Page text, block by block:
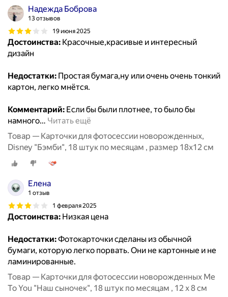
Надежда Боброва
13 отзывов
19 июня 2025
Достоинства: Красочные,красивые и интересный
дизайн
Недостатки: Простая бумага,ну или очень очень тонкий
картон, легко мнётся.
Комментарий: Если бы были плотнее, то было бы
намного… Читать ещё
Товар — Карточки для фотосессии новорожденных,
Disney "Бэмби", 18 штук по месяцам , размер 18х12 см
Елена
1 отзыв
1 февраля 2025
Достоинства: Низкая цена
Недостатки:Фотокарточки сделаны из обычной
бумаги, которую легко порвать. Они не картонные и не
ламинированные.
Товар — Карточки для фотосессии новорожденных Me
To You "Наш сыночек", 18 штук по месяцам , 12 х 8 см